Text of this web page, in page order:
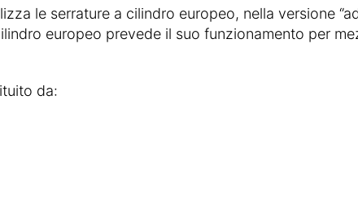
le serrature a cilindro europeo, nella versione ‘’ad
europeo prevede il suo funzionamento per
da: